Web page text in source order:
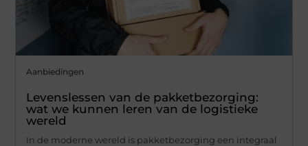
Aanbiedingen
Levenslessen van de pakketbezorging:
wat we kunnen leren van de logistieke
wereld
In de moderne wereld is pakketbezorging een integraal